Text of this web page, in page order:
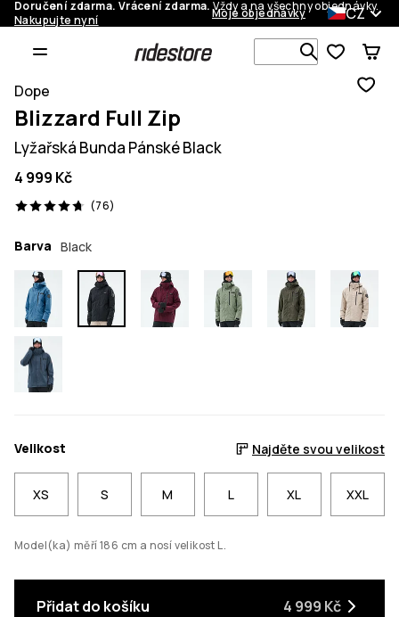
Doručení zdarma. Vrácení zdarma.Vždy a na všechny objednávky.
Nakupujte nyní
Moje objednávky CZ
Vyhledávej
Dope
Blizzard Full Zip
Lyžařská Bunda Pánské Black
4 999 Kč
(76)
76 recenze, 4.7/5
Barva Black
Velikost Najděte svou velikost
XS S M L XL XXL
Model(ka) měří 186 cm a nosí velikost L.
Přidat do košíku 4 999 Kč